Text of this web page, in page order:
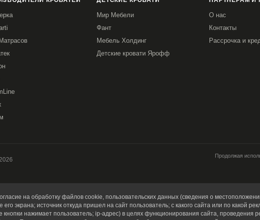
Мир Мебели
Фант
Мебель Холдинг
Детские кровати Ярофф
О нас
Контакты
Рассрочка и
Продолжая
на обработку файлов cookie, пользовательских данных (сведения о
экрана; источник откуда пришел на сайт пользователь; с какого сайта или по какой
кнопки нажимает пользователь; ip-адрес) в целях функционирования сайта, проведения